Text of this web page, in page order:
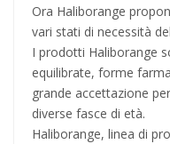
Ora Haliborange
vari stati di necessità
I prodotti Haliborange
equilibrate, forme
grande accettazione
diverse fasce di età.
Haliborange, linea di